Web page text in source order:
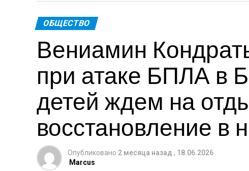
ОБЩЕСТВО
Вениамин
при атаке БПЛА в
детей ждем на
восстановление в
Опубликовано 2 месяца назад , 18.06.2026
Marcus